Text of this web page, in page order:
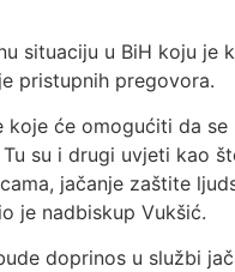
situaciju u BiH koju
pristupnih pregovora.
koje će omogućiti da
su i drugi uvjeti kao
jačanje zaštite
je nadbiskup Vukšić.
doprinos u službi